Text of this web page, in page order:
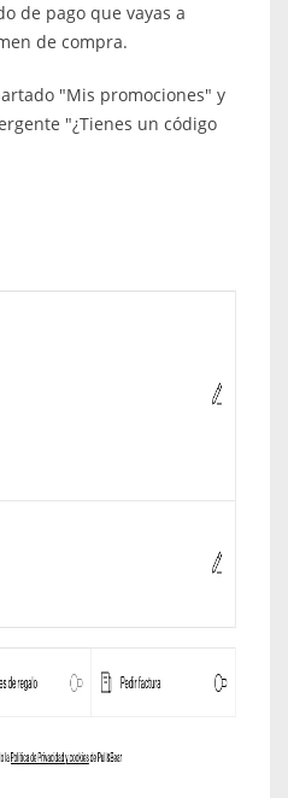
de pago que vayas a
de compra.
"Mis promociones" y
"¿Tienes un código